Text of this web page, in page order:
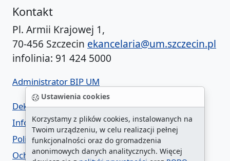
Ustawienia cookies
Korzystamy z plików cookies, instalowanych na
Twoim urządzeniu, w celu realizacji pełnej
funkcjonalności oraz do gromadzenia
anonimowych danych analitycznych. Więcej
Kontakt
Pl. Armii Krajowej 1,
70-456 Szczecin ekancelaria@um.szczecin.pl
infolinia: 91 424 5000
Administrator BIP UM
Deklaracja dostępności
Informacja o urzędzie w ETR
Polityka prywatności
Ochrona danych osobowych